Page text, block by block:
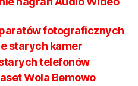
fotograficznych
starych kamer
telefonów
Wola Bemowo